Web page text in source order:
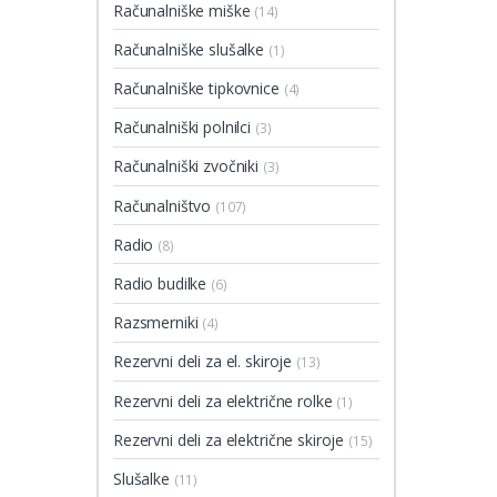
Računalniške miške (14)
Računalniške slušalke (1)
Računalniške tipkovnice (4)
Računalniški polnilci (3)
Računalniški zvočniki (3)
Računalništvo (107)
Radio (8)
Radio budilke (6)
Razsmerniki (4)
Rezervni deli za el. skiroje (13)
Rezervni deli za električne rolke (1)
Rezervni deli za električne skiroje (15)
Slušalke (11)